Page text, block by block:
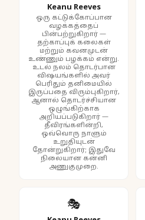
Keanu Reeves
ஒரு கட்டுக்கோப்பான
வழக்கத்தைப்
பின்பற்றுகிறார் —
தற்காப்புக் கலைகள்
மற்றும் கவனமுடன்
உண்ணும் பழக்கம் என்று.
உடல் நலம் தொடர்பான
விஷயங்களில் அவர்
பெரிதும் தனிமையில்
இருப்பதை விரும்புகிறார்,
ஆனால் தொடர்ச்சியான
ஒழுங்கிற்காக
அறியப்படுகிறார் —
தீவிரங்களின்றி,
ஒவ்வொரு நாளும்
உறுதியுடன்
தோன்றுகிறார்; இதுவே
நிலையான கன்னி
அணுகுமுறை.
🎭